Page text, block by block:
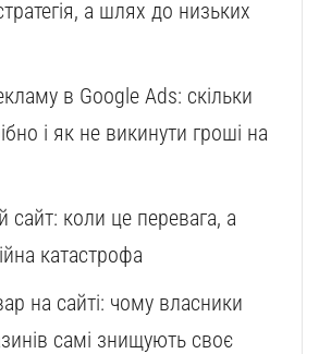
а шлях до низьких
в Google Ads: скільки
і як не викинути гроші на
сайт: коли це перевага, а
катастрофа
на сайті: чому власники
самі знищують своє